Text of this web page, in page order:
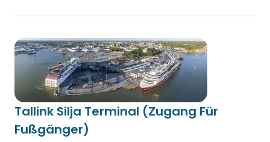
Tallink Silja Terminal (Zugang Für
Fußgänger)